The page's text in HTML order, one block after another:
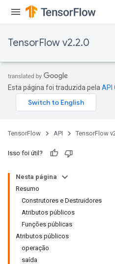
TensorFlow v2.2.0
Esta página foi traduzida pela API
TensorFlow API TensorFlow
Isso foi útil?
Nesta página
Resumo
Construtores e Destruidores
Atributos públicos
Funções públicas
Atributos públicos
operação
saída